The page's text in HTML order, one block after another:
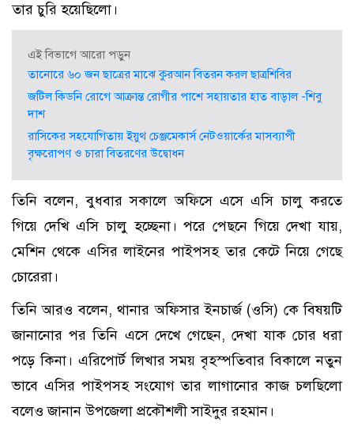
তার চুরি হয়েছিলো।
এই বিভাগে আরো পড়ুন
তানোরে ৬০ জন ছাত্রের মাঝে কুরআন বিতরন করল ছাত্রশিবির
জটিল কিডনি রোগে আক্রান্ত রোগীর পাশে সহায়তার হাত বাড়াল -শিবু
দাশ
রাসিকের সহযোগিতায় ইয়ুথ চেঞ্জমেকার্স নেটওয়ার্কের মাসব্যাপী
বৃক্ষরোপণ ও চারা বিতরণের উদ্বোধন
তিনি বলেন, বুধবার সকালে অফিসে এসে এসি চালু করতে
গিয়ে দেখি এসি চালু হচ্ছেনা। পরে পেছনে গিয়ে দেখা যায়,
মেশিন থেকে এসির লাইনের পাইপসহ তার কেটে নিয়ে গেছে
চোরেরা।
তিনি আরও বলেন, থানার অফিসার ইনচার্জ (ওসি) কে বিষয়টি
জানানোর পর তিনি এসে দেখে গেছেন, দেখা যাক চোর ধরা
পড়ে কিনা। এরিপোর্ট লিখার সময় বৃহস্পতিবার বিকালে নতুন
ভাবে এসির পাইপসহ সংযোগ তার লাগানোর কাজ চলছিলো
বলেও জানান উপজেলা প্রকৌশলী সাইদুর রহমান।